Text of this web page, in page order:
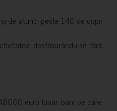
de atunci peste 140 de copii
desfășurându-se fără
euro lunar, bani pe care